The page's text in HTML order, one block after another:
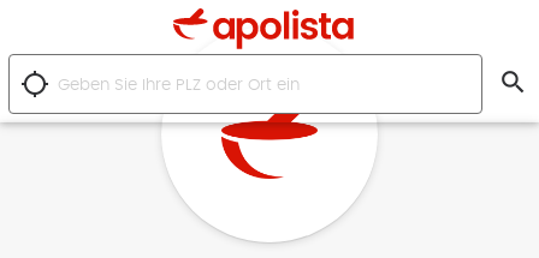
location_searching search